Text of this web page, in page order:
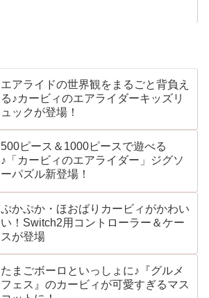
エアライドの世界観をまるごと背負え
る♪カービィのエアライダーキッズリ
ュックが登場！
500ピース＆1000ピースで遊べる
♪「カービィのエアライダー」ジグソ
ーパズル新登場！
ぷかぷか・ほおばりカービィがかわい
い！Switch2用コントローラー＆ケー
スが登場
たまごボーロといっしょに♪『グルメ
フェス』のカービィが可愛すぎるマス